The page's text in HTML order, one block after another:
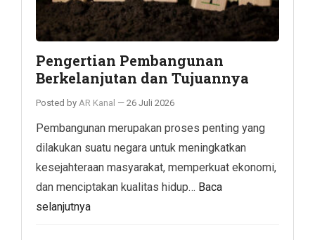
Pengertian Pembangunan
Berkelanjutan dan Tujuannya
Posted by AR Kanal — 26 Juli 2026
Pembangunan merupakan proses penting yang
dilakukan suatu negara untuk meningkatkan
kesejahteraan masyarakat, memperkuat ekonomi,
dan menciptakan kualitas hidup… Baca
selanjutnya